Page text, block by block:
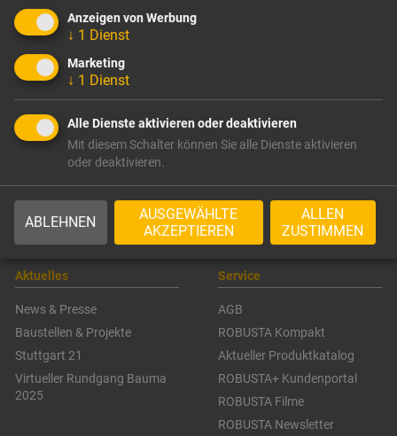
Qualität seit mehr als 60
Jahren
Zertifizierungen
Umweltfreundliche
Solarenergie
Kontakt
Montagebau
Hebetechnik
Sonstiges Zubehör
Aktuelles
News & Presse
Baustellen & Projekte
Stuttgart 21
Virtueller Rundgang Bauma
2025
Service
AGB
ROBUSTA Kompakt
Aktueller Produktkatalog
ROBUSTA+ Kundenportal
ROBUSTA Filme
ROBUSTA Newsletter
Anzeigen von Werbung
↓ 1 Dienst
Marketing
↓ 1 Dienst
Alle Dienste aktivieren oder deaktivieren
Mit diesem Schalter können Sie alle Dienste aktivieren
oder deaktivieren.
ABLEHNEN
AUSGEWÄHLTE
AKZEPTIEREN
ALLEN
ZUSTIMMEN